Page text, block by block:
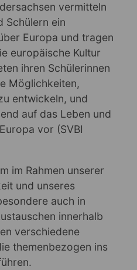
vermitteln
Schülern ein
Europa und tragen
europäische Kultur
ihren Schülerinnen
Möglichkeiten,
entwickeln, und
auf das Leben und
vor (SVBI
im Rahmen unserer
und unseres
auch in
innerhalb
verschiedene
themenbezogen ins